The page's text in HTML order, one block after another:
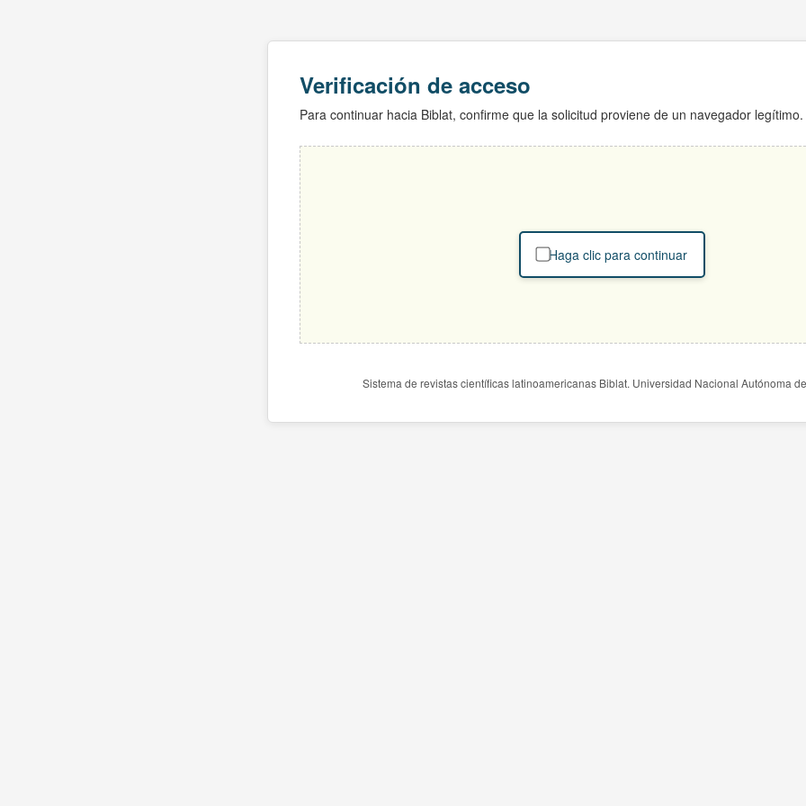
Verificación de acceso
Para continuar hacia Biblat, confirme que la solicitud proviene de un navegador legítimo.
Haga clic para continuar
Sistema de revistas científicas latinoamericanas Biblat. Universidad Nacional Autónoma